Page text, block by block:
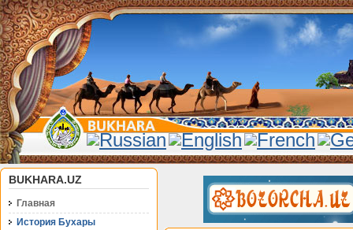
BUKHARA.UZ
Главная
История Бухары